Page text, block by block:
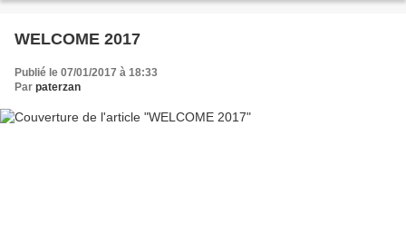
WELCOME 2017
Publié le 07/01/2017 à 18:33
Par paterzan